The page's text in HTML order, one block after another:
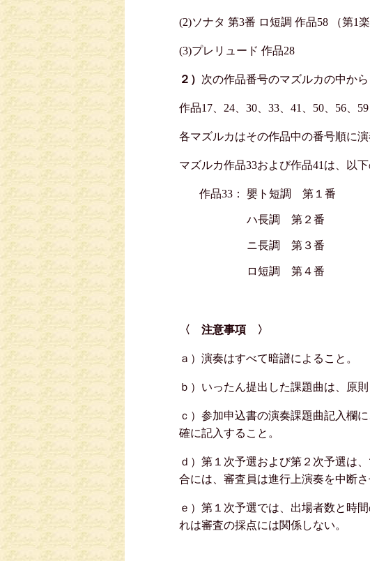
(2)ソナタ 第3番 ロ短調 作品58 （第1
(3)プレリュード 作品28
２） 次の作品番号のマズルカの中か
作品17、24、30、33、41、50、56、59
各マズルカはその作品中の番号順に演
マズルカ作品33および作品41は、以
作品33： 嬰ト短調 第１番
ハ長調 第２番
ニ長調 第３番
ロ短調 第４番
〈 注意事項 〉
ａ）演奏はすべて暗譜によること。
ｂ）いったん提出した課題曲は、原
ｃ）参加申込書の演奏課題曲記入欄
確に記入すること。
ｄ）第１次予選および第２次予選は
合には、審査員は進行上演奏を中断
ｅ）第１次予選では、出場者数と時
れは審査の採点には関係しない。